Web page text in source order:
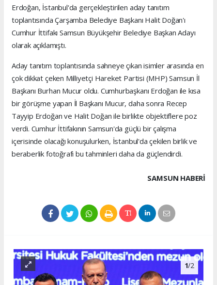
Erdoğan, İstanbul'da gerçekleştirilen aday tanıtım
toplantısında Çarşamba Belediye Başkanı Halit Doğan'ı
Cumhur İttifakı Samsun Büyükşehir Belediye Başkan Adayı
olarak açıklamıştı.
Aday tanıtım toplantısında sahneye çıkan isimler arasında en
çok dikkat çeken Milliyetçi Hareket Partisi (MHP) Samsun İl
Başkanı Burhan Mucur oldu. Cumhurbaşkanı Erdoğan ile kısa
bir görüşme yapan İl Başkanı Mucur, daha sonra Recep
Tayyip Erdoğan ve Halit Doğan ile birlikte objektiflere poz
verdi. Cumhur İttifakının Samsun'da güçlü bir çalışma
içerisinde olacağı konuşulurken, İstanbul'da çekilen birlik ve
beraberlik fotoğrafı bu tahminleri daha da güçlendirdi.
SAMSUN HABERİ
1/2